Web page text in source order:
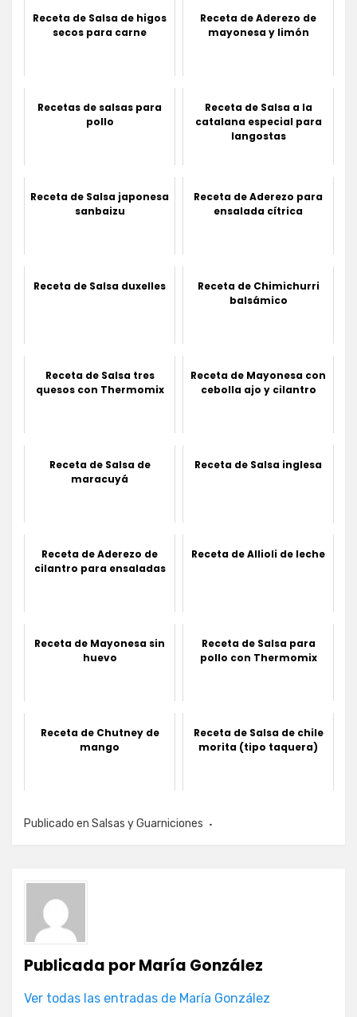
Receta de Salsa de higos
secos para carne
Receta de Aderezo de
mayonesa y limón
Recetas de salsas para
pollo
Receta de Salsa a la
catalana especial para
langostas
Receta de Salsa japonesa
sanbaizu
Receta de Aderezo para
ensalada cítrica
Receta de Salsa duxelles
Receta de Chimichurri
balsámico
Receta de Salsa tres
quesos con Thermomix
Receta de Mayonesa con
cebolla ajo y cilantro
Receta de Salsa de
maracuyá
Receta de Salsa inglesa
Receta de Aderezo de
cilantro para ensaladas
Receta de Allioli de leche
Receta de Mayonesa sin
huevo
Receta de Salsa para
pollo con Thermomix
Receta de Chutney de
mango
Receta de Salsa de chile
morita (tipo taquera)
Publicado en Salsas y Guarniciones
Publicada porMaría González
Ver todas las entradas de María González